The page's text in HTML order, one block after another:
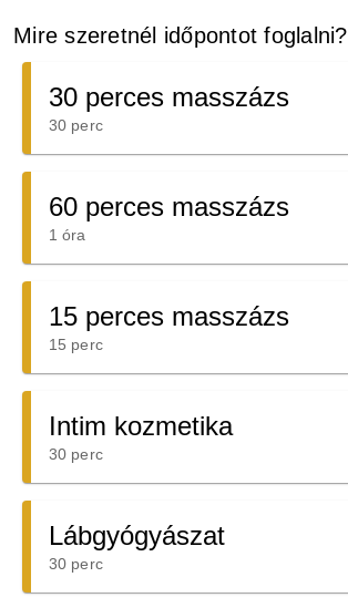
Mire szeretnél időpontot foglalni?
30 perces masszázs
30 perc
60 perces masszázs
1 óra
15 perces masszázs
15 perc
Intim kozmetika
30 perc
Lábgyógyászat
30 perc